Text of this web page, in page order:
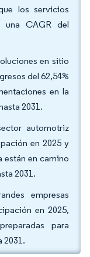
los servicios
una CAGR del
en sitio
del 62,54%
en la
2031.
automotriz
en 2025 y
están en camino
2031.
empresas
en 2025,
para
2031.